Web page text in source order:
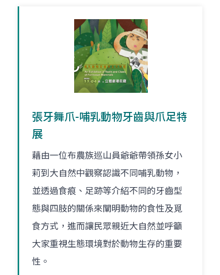
張牙舞爪-哺乳動物牙齒與爪足特
展
藉由一位布農族巡山員爺爺帶領孫女小
莉到大自然中觀察認識不同哺乳動物，
並透過食痕、足跡等介紹不同的牙齒型
態與四肢的關係來闡明動物的食性及覓
食方式，進而讓民眾親近大自然並呼籲
大家重視生態環境對於動物生存的重要
性。